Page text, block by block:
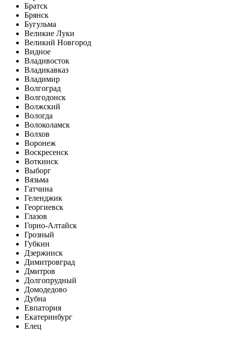
Братск
Брянск
Бугульма
Великие Луки
Великий Новгород
Видное
Владивосток
Владикавказ
Владимир
Волгоград
Волгодонск
Волжский
Вологда
Волоколамск
Волхов
Воронеж
Воскресенск
Воткинск
Выборг
Вязьма
Гатчина
Геленджик
Георгиевск
Глазов
Горно-Алтайск
Грозный
Губкин
Дзержинск
Димитровград
Дмитров
Долгопрудный
Домодедово
Дубна
Евпатория
Екатеринбург
Елец